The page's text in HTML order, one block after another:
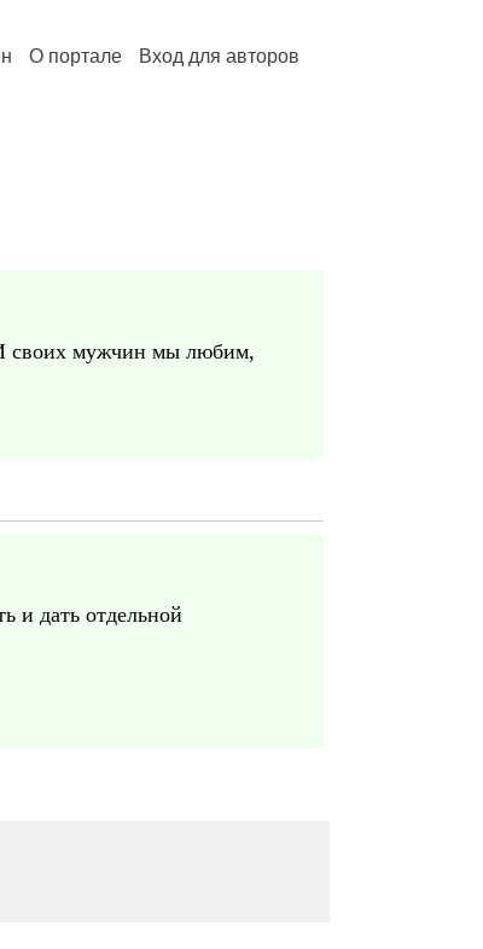
О портале Вход для авторов
своих мужчин мы любим,
и дать отдельной